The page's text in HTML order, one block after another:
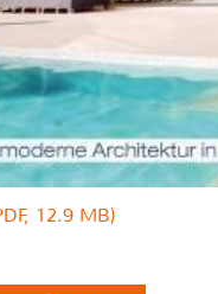
12.9 MB)